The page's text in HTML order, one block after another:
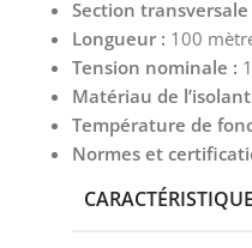
Section transversale
Longueur : 100
Tension nominale :
Matériau de
Température de
Normes et
CARACTÉRISTIQUE